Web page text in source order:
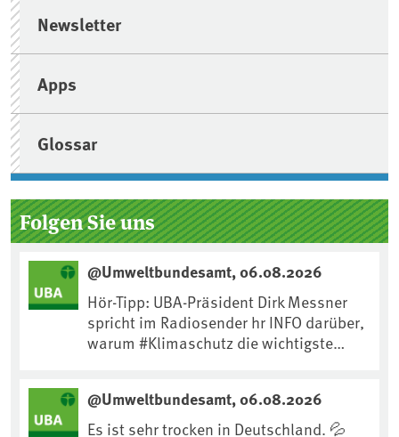
Newsletter
Apps
Glossar
Folgen Sie uns
@Umweltbundesamt, 06.08.2026
Hör-Tipp: UBA-Präsident Dirk Messner
spricht im Radiosender hr INFO darüber,
warum #Klimaschutz die wichtigste
https://www.ardsounds.de/episode/urn
:ard:episode:0e7cf1c4b819c26d/
@Umweltbundesamt, 06.08.2026
Es ist sehr trocken in Deutschland. 💦